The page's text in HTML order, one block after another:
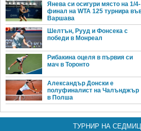
Янева си осигури място на 1/4-
финал на WTA 125 турнира
Варшава
Шелтън, Рууд и Фонсека с
победи в Монреал
Рибакина оцеля в първия си
мач в Торонто
Александър Донски е
полуфиналист на Чалънджър
в Полша
ТУРНИР НА